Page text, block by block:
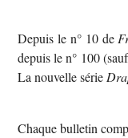
Depuis le n° 10 de
depuis le n° 100
La nouvelle série
Chaque bulletin